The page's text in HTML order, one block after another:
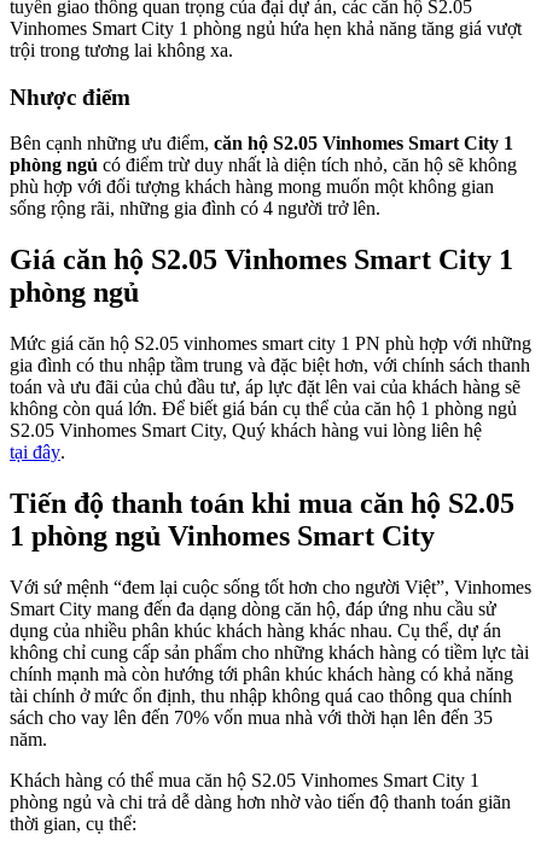
tuyến giao thông quan trọng của đại dự án, các căn hộ S2.05
Vinhomes Smart City 1 phòng ngủ hứa hẹn khả năng tăng giá vượt
trội trong tương lai không xa.
Nhược điểm
Bên cạnh những ưu điểm, căn hộ S2.05 Vinhomes Smart City 1
phòng ngủ có điểm trừ duy nhất là diện tích nhỏ, căn hộ sẽ không
phù hợp với đối tượng khách hàng mong muốn một không gian
sống rộng rãi, những gia đình có 4 người trở lên.
Giá căn hộ S2.05 Vinhomes Smart City 1
phòng ngủ
Mức giá căn hộ S2.05 vinhomes smart city 1 PN phù hợp với những
gia đình có thu nhập tầm trung và đặc biệt hơn, với chính sách thanh
toán và ưu đãi của chủ đầu tư, áp lực đặt lên vai của khách hàng sẽ
không còn quá lớn. Để biết giá bán cụ thể của căn hộ 1 phòng ngủ
S2.05 Vinhomes Smart City, Quý khách hàng vui lòng liên hệ
tại đây.
Tiến độ thanh toán khi mua căn hộ S2.05
1 phòng ngủ Vinhomes Smart City
Với sứ mệnh “đem lại cuộc sống tốt hơn cho người Việt”, Vinhomes
Smart City mang đến đa dạng dòng căn hộ, đáp ứng nhu cầu sử
dụng của nhiều phân khúc khách hàng khác nhau. Cụ thể, dự án
không chỉ cung cấp sản phẩm cho những khách hàng có tiềm lực tài
chính mạnh mà còn hướng tới phân khúc khách hàng có khả năng
tài chính ở mức ổn định, thu nhập không quá cao thông qua chính
sách cho vay lên đến 70% vốn mua nhà với thời hạn lên đến 35
năm.
Khách hàng có thể mua căn hộ S2.05 Vinhomes Smart City 1
phòng ngủ và chi trả dễ dàng hơn nhờ vào tiến độ thanh toán giãn
thời gian, cụ thể: